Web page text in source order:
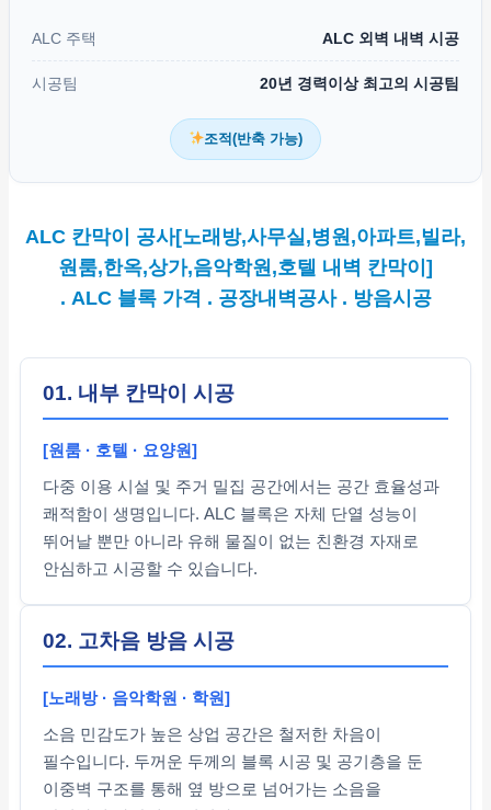
ALC 주택 ALC 외벽 내벽 시공
시공팀 20년 경력이상 최고의 시공팀
조적(반축 가능)
ALC 칸막이 공사[노래방,사무실,병원,아파트,빌라,
원룸,한옥,상가,음악학원,호텔 내벽 칸막이]
. ALC 블록 가격 . 공장내벽공사 . 방음시공
01. 내부 칸막이 시공
[원룸 · 호텔 · 요양원]
다중 이용 시설 및 주거 밀집 공간에서는 공간 효율성과
쾌적함이 생명입니다. ALC 블록은 자체 단열 성능이
뛰어날 뿐만 아니라 유해 물질이 없는 친환경 자재로
안심하고 시공할 수 있습니다.
02. 고차음 방음 시공
[노래방 · 음악학원 · 학원]
소음 민감도가 높은 상업 공간은 철저한 차음이
필수입니다. 두꺼운 두께의 블록 시공 및 공기층을 둔
이중벽 구조를 통해 옆 방으로 넘어가는 소음을